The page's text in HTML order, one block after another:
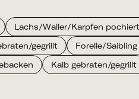
Lachs/Waller/Karpfen pochiert
gegrillt Forelle/
Kalb gebraten/gegrillt